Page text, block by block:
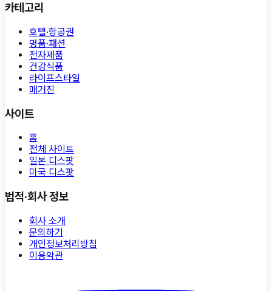
카테고리
호텔·항공권
명품·패션
전자제품
건강식품
라이프스타일
매거진
사이트
홈
전체 사이트
일본 디스팟
미국 디스팟
법적·회사 정보
회사 소개
문의하기
개인정보처리방침
이용약관